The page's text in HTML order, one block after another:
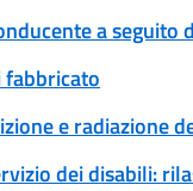
a
fabbricato
e radiazione
dei disabili: